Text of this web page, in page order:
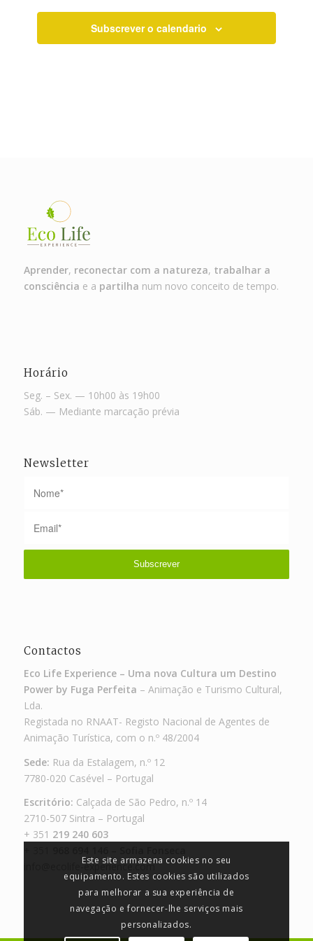
Subscrever o calendario
Aprender, reconectar com a natureza, trabalhar a
consciência e a partilha num novo conceito de tempo.
Horário
Seg. – Sex. — 10h00 às 19h00
Sáb. — Mediante marcação prévia
Newsletter
Contactos
Eco Life Experience – Uma nova Cultura um Destino
Power by Fuga Perfeita – Animação e Turismo Cultural,
Lda.
Registada no RNAAT- Registo Nacional de Agentes de
Animação Turística, com o n.º 48/2004
Sede: Rua da Estalagem, n.º 12
7780-020 Casével – Portugal
Escritório: Calçada de São Pedro, n.º 14
2710-507 Sintra – Portugal
+ 351 219 240 603
info@ecolife-experience.com
Este site armazena cookies no seu
equipamento. Estes cookies são utilizados
para melhorar a sua experiência de
navegação e fornecer-lhe serviços mais
personalizados.